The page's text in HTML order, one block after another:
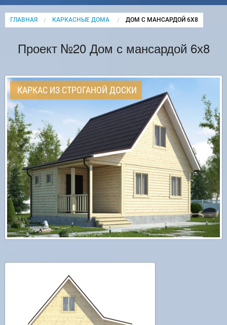
ГЛАВНАЯ КАРКАСНЫЕ ДОМА CURRENT:
ДОМ С МАНСАРДОЙ 6Х8
Проект №20 Дом с мансардой 6х8
КАРКАС ИЗ СТРОГАНОЙ ДОСКИ